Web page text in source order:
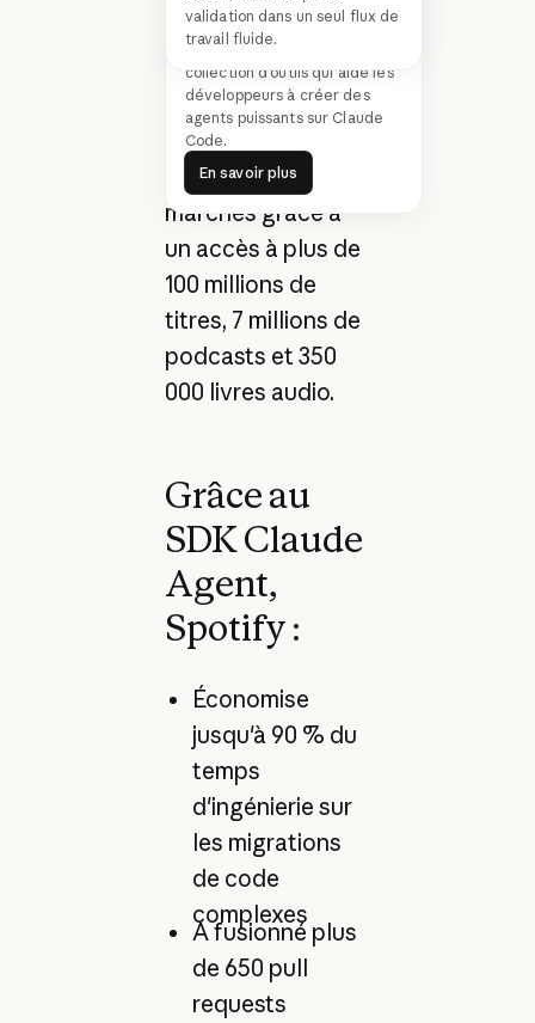
Le SDK Claude Agent est une
collection d'outils qui aide les
développeurs à créer des
agents puissants sur Claude
Code.
En savoir plus
En savoir plus
validation dans un seul flux de
travail fluide.
monde, fournit des
services à plus de
713 millions
d'utilisateurs dans
plus de 180
marchés grâce à
un accès à plus de
100 millions de
titres, 7 millions de
podcasts et 350
000 livres audio.
Grâce au
SDK Claude
Agent,
Spotify :
Économise
jusqu'à 90 % du
temps
d'ingénierie sur
les migrations
de code
complexes
A fusionné plus
de 650 pull
requests